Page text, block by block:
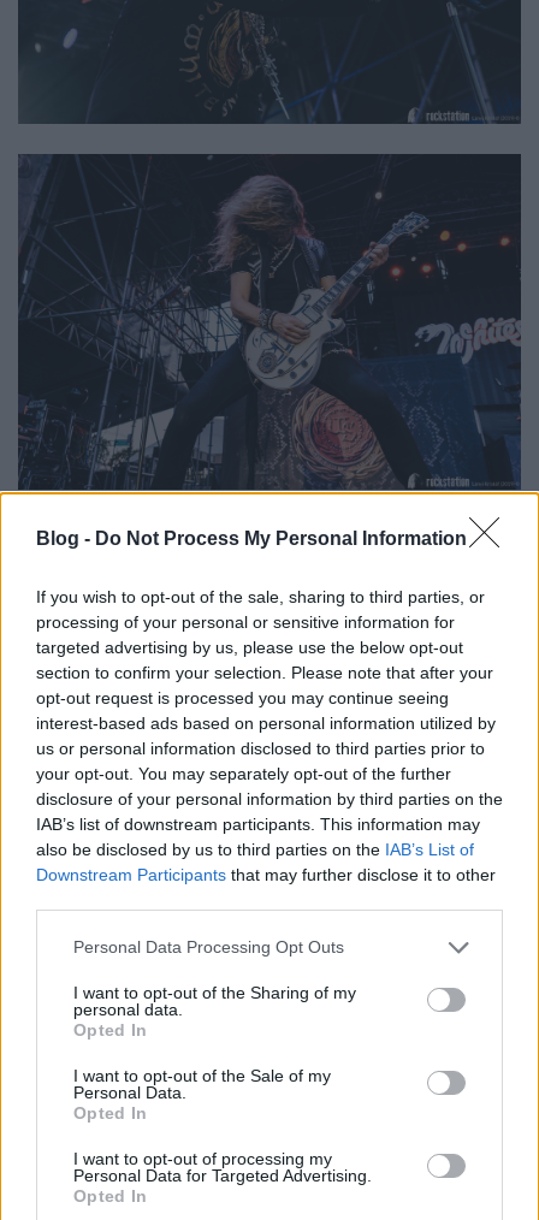
Blog - Do Not Process My Personal Information
If you wish to opt-out of the sale, sharing to third parties, or
processing of your personal or sensitive information for
targeted advertising by us, please use the below opt-out
section to confirm your selection. Please note that after your
opt-out request is processed you may continue seeing
interest-based ads based on personal information utilized by
us or personal information disclosed to third parties prior to
your opt-out. You may separately opt-out of the further
disclosure of your personal information by third parties on the
IAB’s list of downstream participants. This information may
also be disclosed by us to third parties on the IAB’s List of
Downstream Participants that may further disclose it to other
Please note that this website/app uses one or more Google
not limited to your visit or usage behaviour. You may click to
grant or deny consent to Google and its third-party tags to
use your data for below specified purposes in below Google
consent section.
Personal Data Processing Opt Outs
I want to opt-out of the Sharing of my
personal data.
Opted In
I want to opt-out of the Sale of my
Personal Data.
Opted In
I want to opt-out of processing my
Personal Data for Targeted Advertising.
Opted In